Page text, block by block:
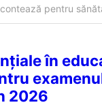
pentru
în
2026